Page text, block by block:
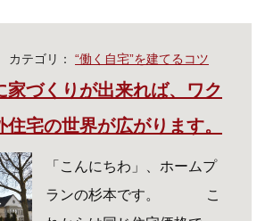
カテゴリ： “働く自宅”を建てるコツ
家づくりが出来れば、ワク
住宅の世界が広がります。
「こんにちわ」、ホームプ
ランの杉本です。 こ